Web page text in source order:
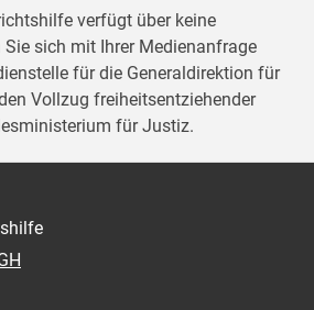
verfügt über keine
Sie sich mit Ihrer Medienanfrage
für die Generaldirektion für
Vollzug freiheitsentziehender
für Justiz.